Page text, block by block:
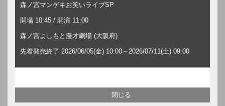
森ノ宮マンゲキお笑いライブSP
開場 10:45 / 開演 11:00
森ノ宮よしもと漫才劇場 (大阪府)
先着発売終了 2026/06/05(金) 10:00～2026/07/11(土) 09:00